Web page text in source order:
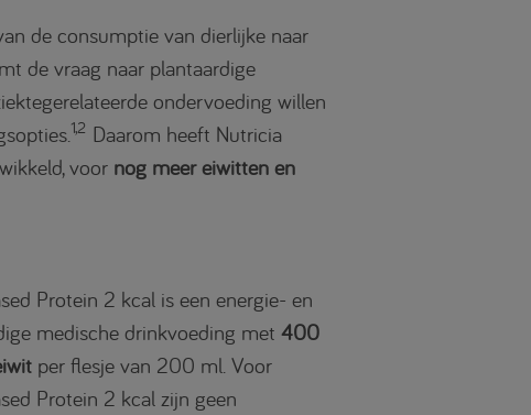
de consumptie van dierlijke naar
de vraag naar plantaardige
ondervoeding willen
1,2 Daarom heeft Nutricia
voor nog meer eiwitten en
Protein 2 kcal is een energie- en
medische drinkvoeding met 400
per flesje van 200 ml. Voor
Protein 2 kcal zijn geen